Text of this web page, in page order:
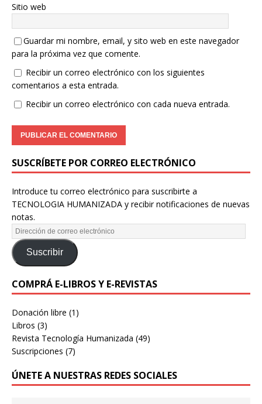
Sitio web
Guardar mi nombre, email, y sito web en este navegador
para la próxima vez que comente.
Recibir un correo electrónico con los siguientes
comentarios a esta entrada.
Recibir un correo electrónico con cada nueva entrada.
SUSCRÍBETE POR CORREO ELECTRÓNICO
Introduce tu correo electrónico para suscribirte a
TECNOLOGIA HUMANIZADA y recibir notificaciones de nuevas
notas.
Suscribir
COMPRÁ E-LIBROS Y E-REVISTAS
Donación libre (1)
Libros (3)
Revista Tecnología Humanizada (49)
Suscripciones (7)
ÚNETE A NUESTRAS REDES SOCIALES